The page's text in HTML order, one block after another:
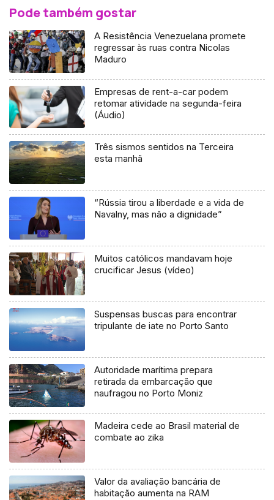
Pode também gostar
A Resistência Venezuelana promete
regressar às ruas contra Nicolas
Maduro
Empresas de rent-a-car podem
retomar atividade na segunda-feira
(Áudio)
Três sismos sentidos na Terceira
esta manhã
“Rússia tirou a liberdade e a vida de
Navalny, mas não a dignidade”
Muitos católicos mandavam hoje
crucificar Jesus (vídeo)
Suspensas buscas para encontrar
tripulante de iate no Porto Santo
Autoridade marítima prepara
retirada da embarcação que
naufragou no Porto Moniz
Madeira cede ao Brasil material de
combate ao zika
Valor da avaliação bancária de
habitação aumenta na RAM